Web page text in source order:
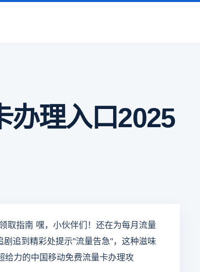
办理入口2025
取指南 嘿，小伙伴们！还在为每月流量
追到精彩处提示"流量告急"，这种滋味
给力的中国移动免费流量卡办理攻